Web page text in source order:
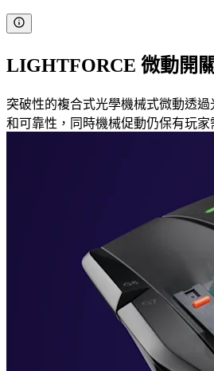
LIGHTFORCE 微動開關
突破性的複合式光學機械式微動透
和可靠性，同時機械促動仍保有玩家